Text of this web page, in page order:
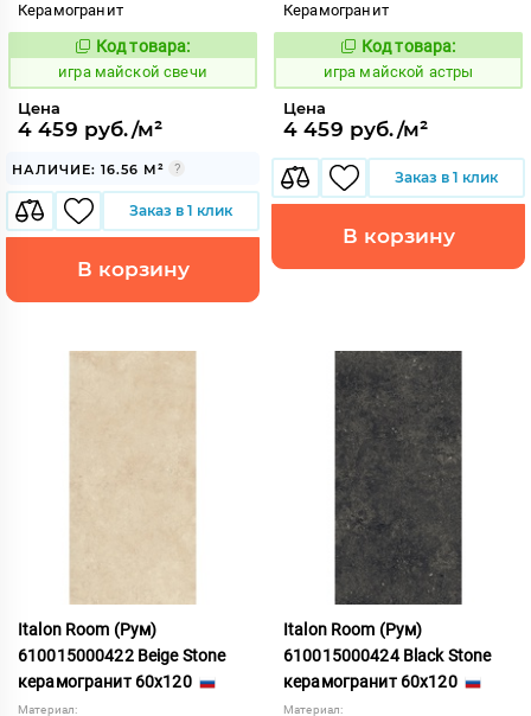
Керамогранит
553334
Код товара:
игра майской свечи
Цена
4 459 руб./м²
НАЛИЧИЕ: 16.56 М²
Заказ в 1 клик
В корзину
Керамогранит
553331
Код товара:
игра майской астры
Цена
4 459 руб./м²
Заказ в 1 клик
В корзину
Italon Room (Рум)
610015000422 Beige Stone
керамогранит 60x120
Материал:
Italon Room (Рум)
610015000424 Black Stone
керамогранит 60x120
Материал: